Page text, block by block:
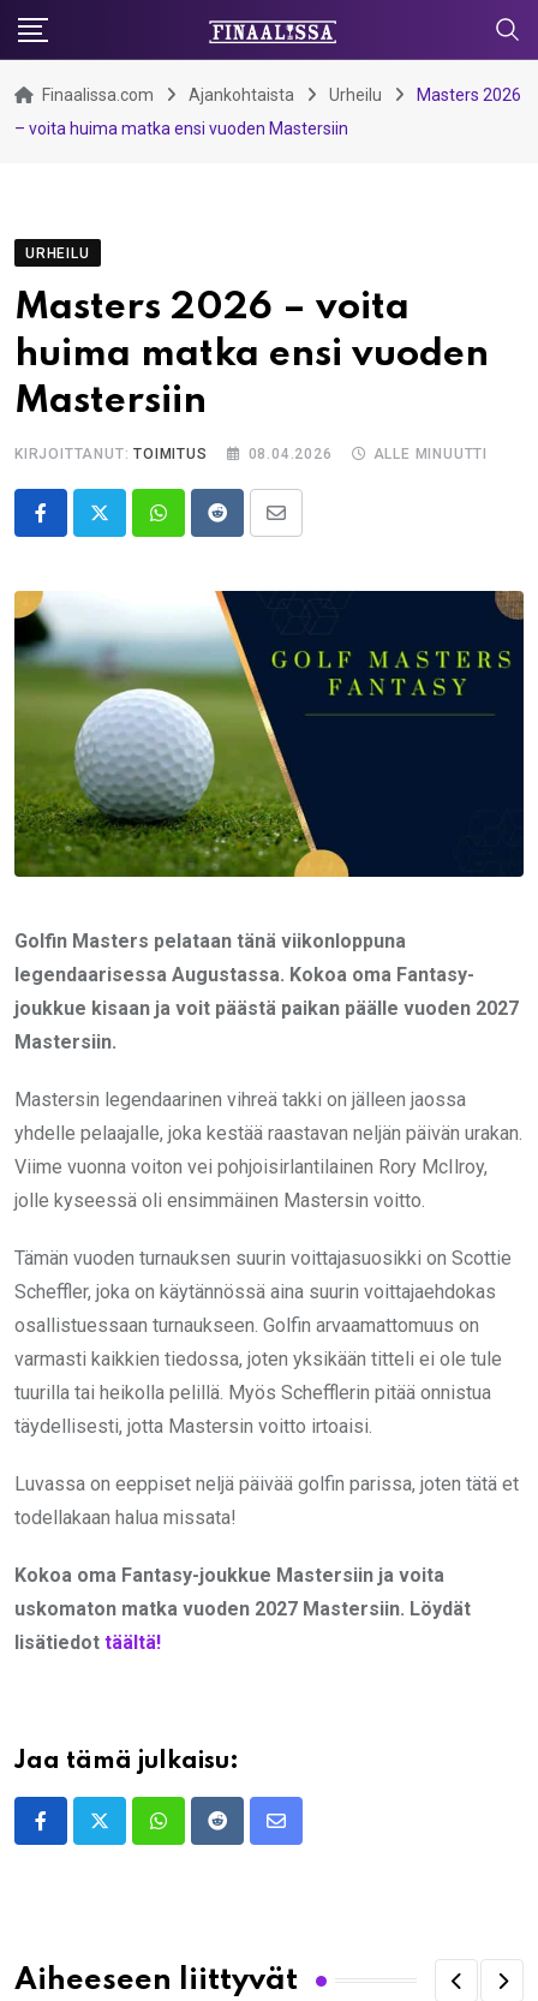
Skip
content
Finaalissa.com Ajankohtaista Urheilu
Masters 2026
– voita huima matka ensi vuoden Mastersiin
URHEILU
Masters 2026 – voita
huima matka ensi vuoden
Mastersiin
KIRJOITTANUT:TOIMITUS 08.04.2026 ALLE MINUUTTI
WhatsappRedditShare
Email
Golfin Masters pelataan tänä viikonloppuna
legendaarisessa Augustassa. Kokoa oma Fantasy-
joukkue kisaan ja voit päästä paikan päälle vuoden 2027
Mastersiin.
Mastersin legendaarinen vihreä takki on jälleen jaossa
yhdelle pelaajalle, joka kestää raastavan neljän päivän urakan.
Viime vuonna voiton vei pohjoisirlantilainen Rory McIlroy,
jolle kyseessä oli ensimmäinen Mastersin voitto.
Tämän vuoden turnauksen suurin voittajasuosikki on Scottie
Scheffler, joka on käytännössä aina suurin voittajaehdokas
osallistuessaan turnaukseen. Golfin arvaamattomuus on
varmasti kaikkien tiedossa, joten yksikään titteli ei ole tule
tuurilla tai heikolla pelillä. Myös Schefflerin pitää onnistua
täydellisesti, jotta Mastersin voitto irtoaisi.
Luvassa on eeppiset neljä päivää golfin parissa, joten tätä et
todellakaan halua missata!
Kokoa oma Fantasy-joukkue Mastersiin ja voita
uskomaton matka vuoden 2027 Mastersiin. Löydät
lisätiedot täältä!
Jaa tämä julkaisu:
WhatsappRedditShare
Aiheeseen liittyvät